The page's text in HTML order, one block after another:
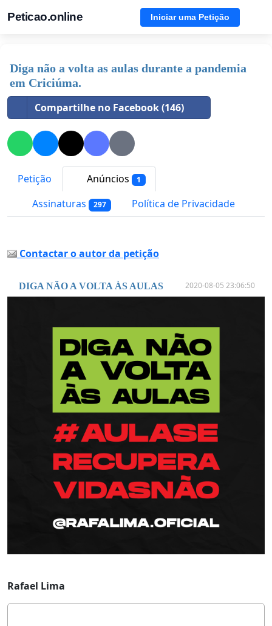
Peticao.online Iniciar uma Petição
Diga não a volta as aulas durante a pandemia
em Criciúma.
Compartilhe no Facebook (146)
Petição Anúncios 1
Assinaturas 297 Política de Privacidade
Contactar o autor da petição
DIGA NÃO A VOLTA ÀS AULAS 2020-08-05 23:06:50
Rafael Lima